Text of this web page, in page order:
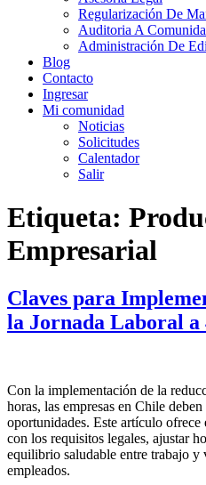
Regularización De
Auditoria A
Administración De
Blog
Contacto
Ingresar
Mi comunidad
Noticias
Solicitudes
Calentador
Salir
Etiqueta:
Empresarial
Claves para
la Jornada Laboral a
Con la implementación de la
horas, las empresas en Chile
oportunidades. Este artículo ofrece
con los requisitos legales, ajustar
equilibrio saludable entre trabajo y
empleados.